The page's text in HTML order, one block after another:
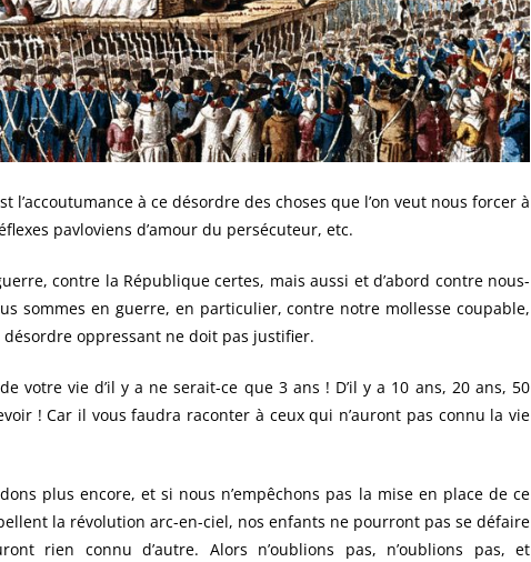
l’accoutumance à ce désordre des choses que l’on veut nous forcer à
pavloviens d’amour du persécuteur, etc.
contre la République certes, mais aussi et d’abord contre nous-
sommes en guerre, en particulier, contre notre mollesse coupable,
oppressant ne doit pas justifier.
votre vie d’il y a ne serait-ce que 3 ans ! D’il y a 10 ans, 20 ans, 50
! Car il vous faudra raconter à ceux qui n’auront pas connu la vie
plus encore, et si nous n’empêchons pas la mise en place de ce
la révolution arc-en-ciel, nos enfants ne pourront pas se défaire
rien connu d’autre. Alors n’oublions pas, n’oublions pas, et